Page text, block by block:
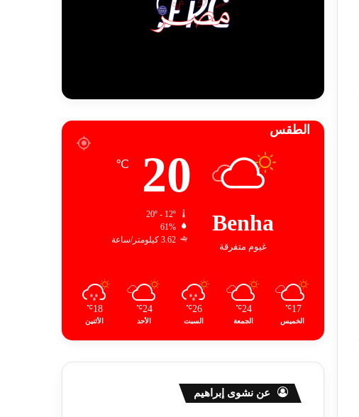
الطقس
Benha
غيوم متفرقة
20
℃
61%
3.62 كيلومتر/ساعة
17
℃
الخميس
24
℃
الجمعة
26
℃
السبت
24
℃
الأحد
18
℃
الأثنين
عن نشوى إبراهيم